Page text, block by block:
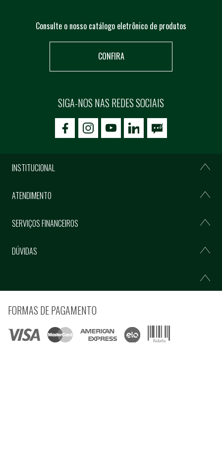
Consulte o nosso catálogo eletrônico de produtos
CONFIRA
SIGA-NOS NAS REDES SOCIAIS
icon-facebookicon-social02icon-social03
INSTITUCIONAL
ATENDIMENTO
SERVIÇOS FINANCEIROS
DÚVIDAS
FORMAS DE PAGAMENTO